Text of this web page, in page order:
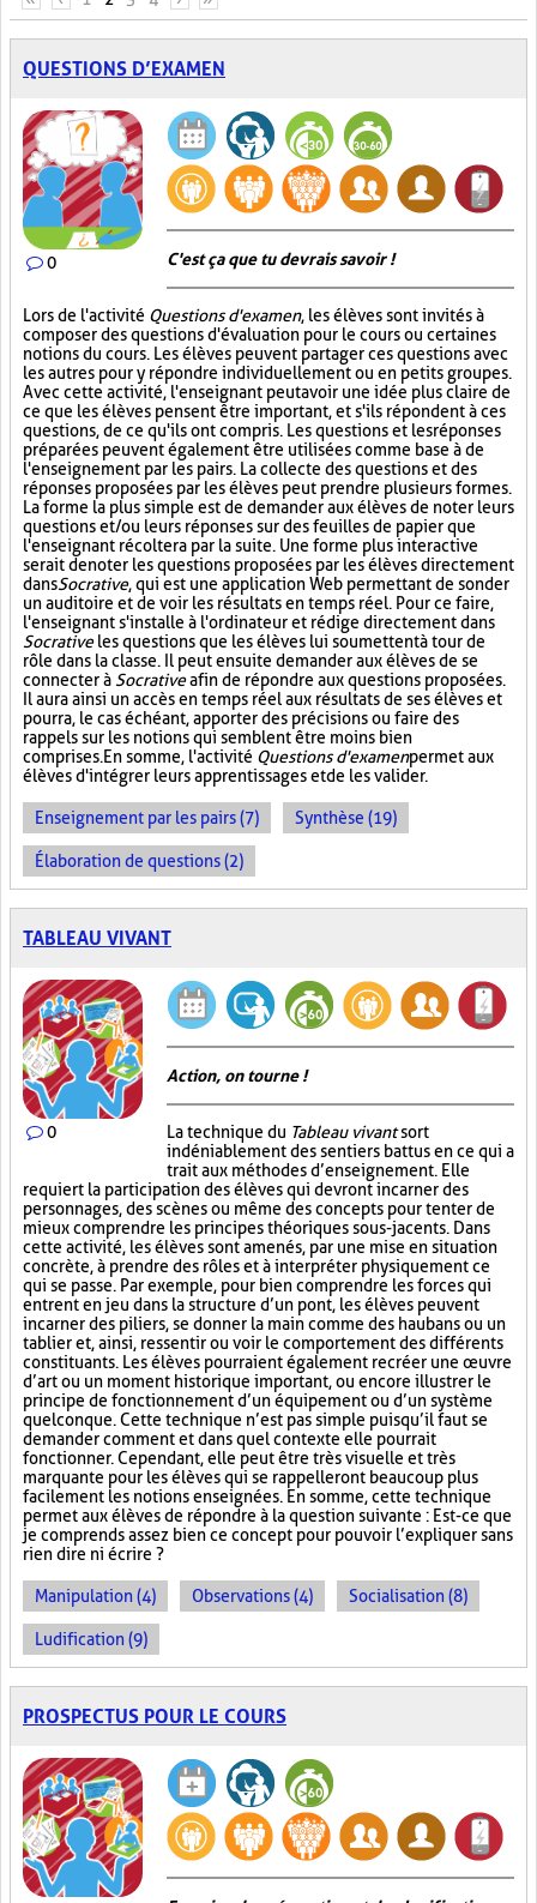
QUESTIONS D’EXAMEN
0 C'est ça que tu devrais savoir !
Lors de l'activité Questions d'examen, les élèves sont invités à
composer des questions d'évaluation pour le cours ou certaines
notions du cours. Les élèves peuvent partager ces questions avec
les autres pour y répondre individuellement ou en petits groupes.
Avec cette activité, l'enseignant peut avoir une idée plus claire de
ce que les élèves pensent être important, et s'ils répondent à ces
questions, de ce qu'ils ont compris. Les questions et les réponses
préparées peuvent également être utilisées comme base à de
l'enseignement par les pairs. La collecte des questions et des
réponses proposées par les élèves peut prendre plusieurs formes.
La forme la plus simple est de demander aux élèves de noter leurs
questions et/ou leurs réponses sur des feuilles de papier que
l'enseignant récoltera par la suite. Une forme plus interactive
serait de noter les questions proposées par les élèves directement
dansSocrative, qui est une application Web permettant de sonder
un auditoire et de voir les résultats en temps réel. Pour ce faire,
l'enseignant s'installe à l'ordinateur et rédige directement dans
Socrativeles questions que les élèves lui soumettent à tour de
rôle dans la classe. Il peut ensuite demander aux élèves de se
connecter à Socrativeafin de répondre aux questions proposées.
Il aura ainsi un accès en temps réel aux résultats de ses élèves et
pourra, le cas échéant, apporter des précisions ou faire des
rappels sur les notions qui semblent être moins bien
comprises. En somme, l'activité Questions d'examenpermet aux
élèves d'intégrer leurs apprentissages et de les valider.
Enseignement par les pairs (7) Synthèse (19)
Élaboration de questions (2)
TABLEAU VIVANT
0
Action, on tourne !
La technique du Tableau vivantsort
indéniablement des sentiers battus en ce qui a
trait aux méthodes d’enseignement. Elle
requiert la participation des élèves qui devront incarner des
personnages, des scènes ou même des concepts pour tenter de
mieux comprendre les principes théoriques sous-jacents. Dans
cette activité, les élèves sont amenés, par une mise en situation
concrète, à prendre des rôles et à interpréter physiquement ce
qui se passe. Par exemple, pour bien comprendre les forces qui
entrent en jeu dans la structure d’un pont, les élèves peuvent
incarner des piliers, se donner la main comme des haubans ou un
tablier et, ainsi, ressentir ou voir le comportement des différents
constituants. Les élèves pourraient également recréer une œuvre
d’art ou un moment historique important, ou encore illustrer le
principe de fonctionnement d’un équipement ou d’un système
quelconque. Cette technique n’est pas simple puisqu’il faut se
demander comment et dans quel contexte elle pourrait
fonctionner. Cependant, elle peut être très visuelle et très
marquante pour les élèves qui se rappelleront beaucoup plus
facilement les notions enseignées. En somme, cette technique
permet aux élèves de répondre à la question suivante : Est-ce que
je comprends assez bien ce concept pour pouvoir l’expliquer sans
rien dire ni écrire ?
Manipulation (4) Observations (4) Socialisation (8)
Ludification (9)
PROSPECTUS POUR LE COURS